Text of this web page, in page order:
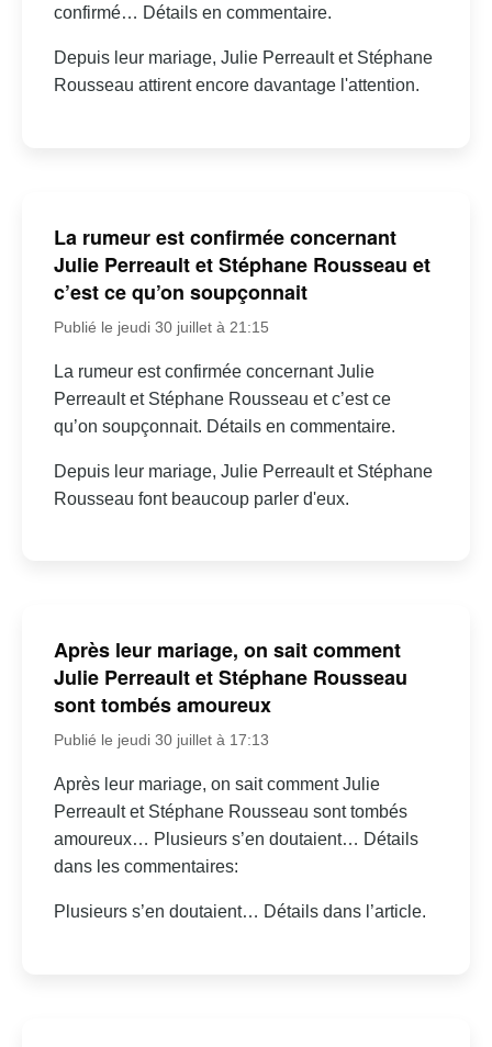
confirmé… Détails en commentaire.
Depuis leur mariage, Julie Perreault et Stéphane
Rousseau attirent encore davantage l'attention.
La rumeur est confirmée concernant
Julie Perreault et Stéphane Rousseau et
c’est ce qu’on soupçonnait
Publié le jeudi 30 juillet à 21:15
La rumeur est confirmée concernant Julie
Perreault et Stéphane Rousseau et c’est ce
qu’on soupçonnait. Détails en commentaire.
Depuis leur mariage, Julie Perreault et Stéphane
Rousseau font beaucoup parler d'eux.
Après leur mariage, on sait comment
Julie Perreault et Stéphane Rousseau
sont tombés amoureux
Publié le jeudi 30 juillet à 17:13
Après leur mariage, on sait comment Julie
Perreault et Stéphane Rousseau sont tombés
amoureux… Plusieurs s’en doutaient… Détails
dans les commentaires:
Plusieurs s’en doutaient… Détails dans l’article.